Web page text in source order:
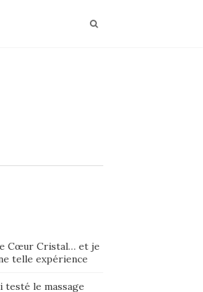
Cœur Cristal… et je
telle expérience
testé le massage